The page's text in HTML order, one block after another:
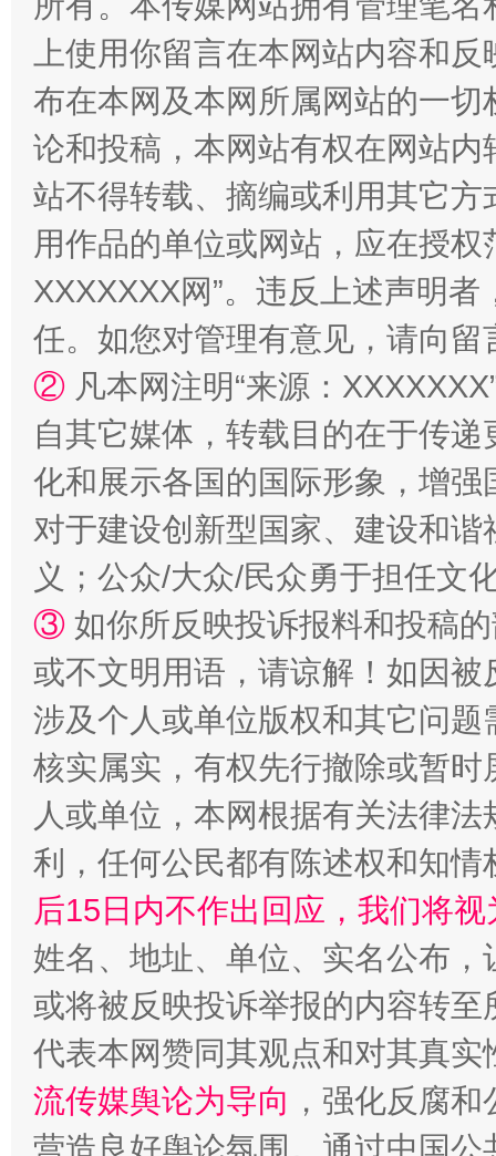
扯下公款旅游的“隐身衣” 如何以
“蜀中异人”王建安的艺术幻境
完善运行机制助力责任有效落实 一纸欠
东山县通报“牛蛙产品抗生素超标问题” 法
上使用你留言在本网站内容和
布在本网及本网所属网站的一
论和投稿，本网站有权在网站
站不得转载、摘编或利用其它
用作品的单位或网站，应在授
XXXXXXX网”。违反上述声明
任。如您对管理有意见，请向
② 凡本网注明“来源：
自其它媒体，转载目的在于传
化和展示各国的国际形象，增
对于建设创新型国家、建设和
义；公众/大众/民众勇于担任文
③ 如你所反映投诉报料和投稿
或不文明用语，请谅解！如因
涉及个人或单位版权和其它问题
核实属实，有权先行撤除或暂
人或单位，本网根据有关法律
利，任何公民都有陈述权和知情
后15日内不作出回应，我们将
姓名、地址、单位、实名公布
或将被反映投诉举报的内容转
代表本网赞同其观点和对其真实
流传媒舆论为导向 ，强化反腐
营造良好舆论氛围。通过中国